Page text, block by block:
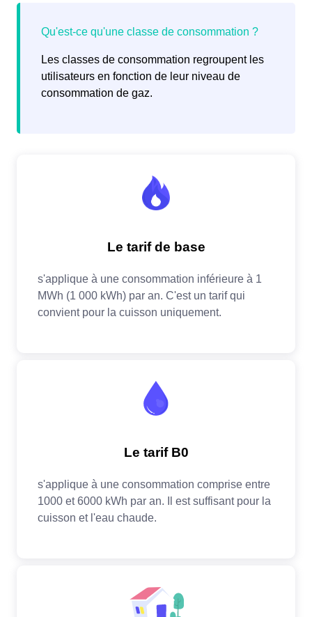
Les classes de consommation regroupent les
utilisateurs en fonction de leur niveau de
consommation de gaz.